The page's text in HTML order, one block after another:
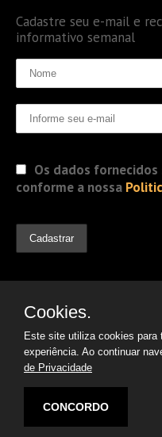
Cadastre seu e-mail e
informativo semanal
Os dados
conforme a nossa
© 2019
Advogados.
Argon |
Cookies.
Este site utiliza cookies para
experiência. Ao continuar
de Privacidade
CONCORDO